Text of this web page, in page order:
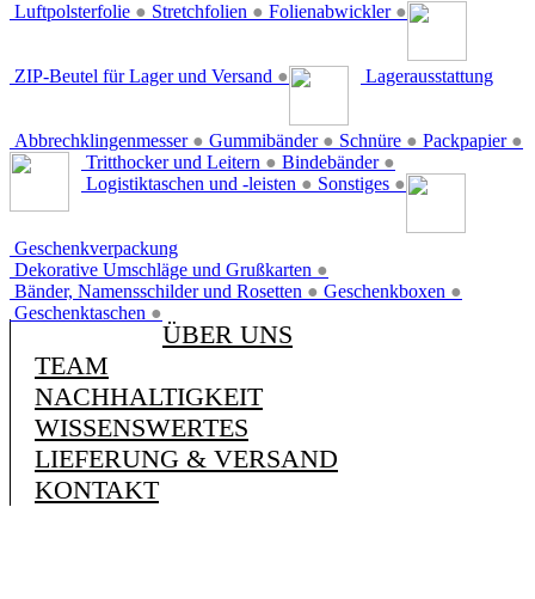
Luftpolsterfolie ● Stretchfolien ● Folienabwickler ●
ZIP-Beutel für Lager und Versand ●
Abbrechklingenmesser ● Gummibänder ● Schnüre ● Packpapier ●
Lagerausstattung
Tritthocker und Leitern ● Bindebänder ●
Logistiktaschen und -leisten ● Sonstiges ●
Geschenkverpackung
Dekorative Umschläge und Grußkarten ●
Bänder, Namensschilder und Rosetten ● Geschenkboxen ●
Geschenktaschen ●
ÜBER UNS
TEAM
NACHHALTIGKEIT
WISSENSWERTES
LIEFERUNG & VERSAND
KONTAKT